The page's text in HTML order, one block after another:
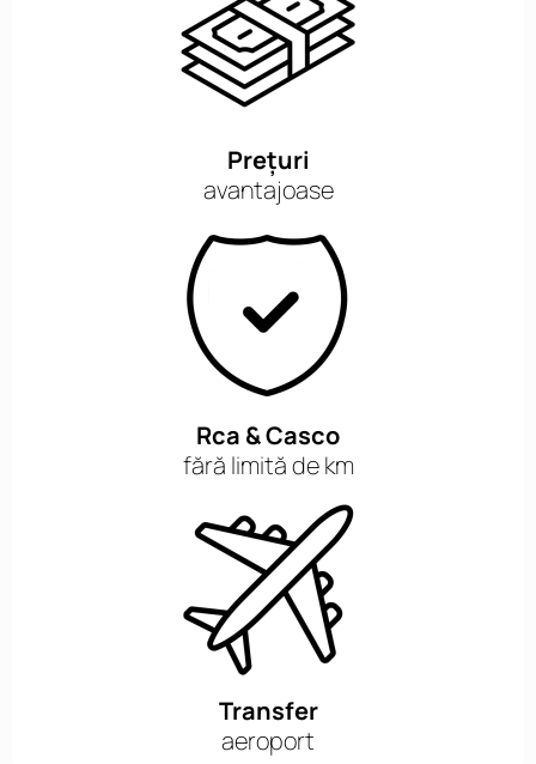
Prețuri
avantajoase
Rca & Casco
fără limită de km
Transfer
aeroport